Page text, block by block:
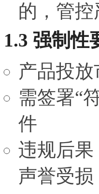
的，管控
1.3 强制性
产品投
需签署“
件
违规后果
声誉受损